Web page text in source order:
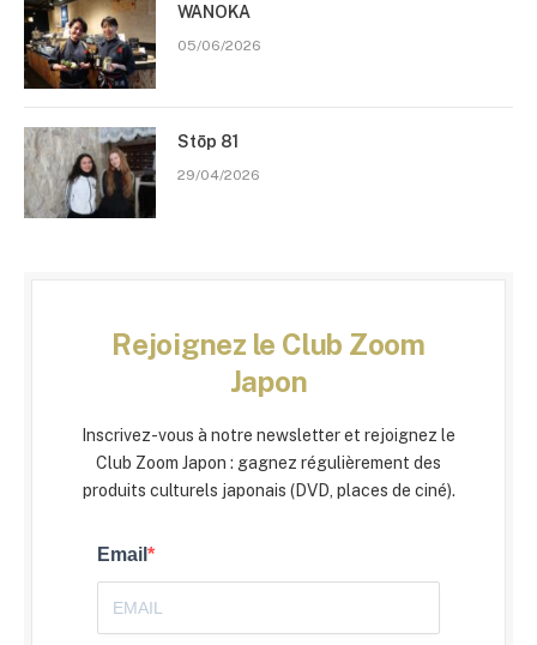
WANOKA
05/06/2026
Stōp 81
29/04/2026
Rejoignez le Club Zoom
Japon
Inscrivez-vous à notre newsletter et rejoignez le
Club Zoom Japon : gagnez régulièrement des
produits culturels japonais (DVD, places de ciné).
Email